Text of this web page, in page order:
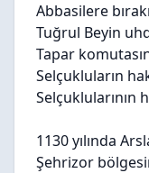
Abbasilere
Tuğrul Beyin
Tapar
Selçukluların
Selçuklularının
1130 yılında
Şehrizor